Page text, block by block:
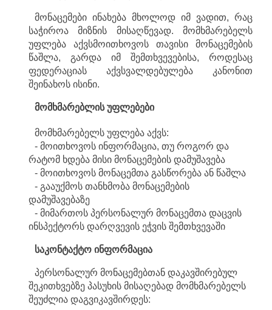
მონაცემები ინახება მხოლოდ იმ ვადით, რაც
საჭიროა მიზნის მისაღწევად. მომხმარებელს
უფლება აქვსმოითხოვოს თავისი მონაცემების
წაშლა, გარდა იმ შემთხვევებისა, როდესაც
ფედერაციას აქვსვალდებულება კანონით
შეინახოს ისინი.
მომხმარებლის უფლებები
მომხმარებელს უფლება აქვს:
- მოითხოვოს ინფორმაცია, თუ როგორ და
რატომ ხდება მისი მონაცემების დამუშავება
- მოითხოვოს მონაცემთა გასწორება ან წაშლა
- გააუქმოს თანხმობა მონაცემების
დამუშავებაზე
- მიმართოს პერსონალურ მონაცემთა დაცვის
ინსპექტორს დარღვევის ეჭვის შემთხვევაში
საკონტაქტო ინფორმაცია
პერსონალურ მონაცემებთან დაკავშირებულ
შეკითხვებზე პასუხის მისაღებად მომხმარებელს
შეუძლია დაგვიკავშირდეს: